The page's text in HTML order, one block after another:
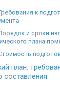
к
и сроки
плана
план:
составления